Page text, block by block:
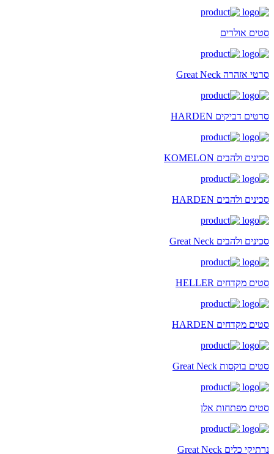
סטים אולרים
סרטי אזהרה Great Neck
סרטים דביקים HARDEN
סכינים ולהבים KOMELON
סכינים ולהבים HARDEN
סכינים ולהבים Great Neck
סטים מקדחים HELLER
סטים מקדחים HARDEN
סטים בוקסות Great Neck
סטים מפתחות אלן
נרתיקי כלים Great Neck